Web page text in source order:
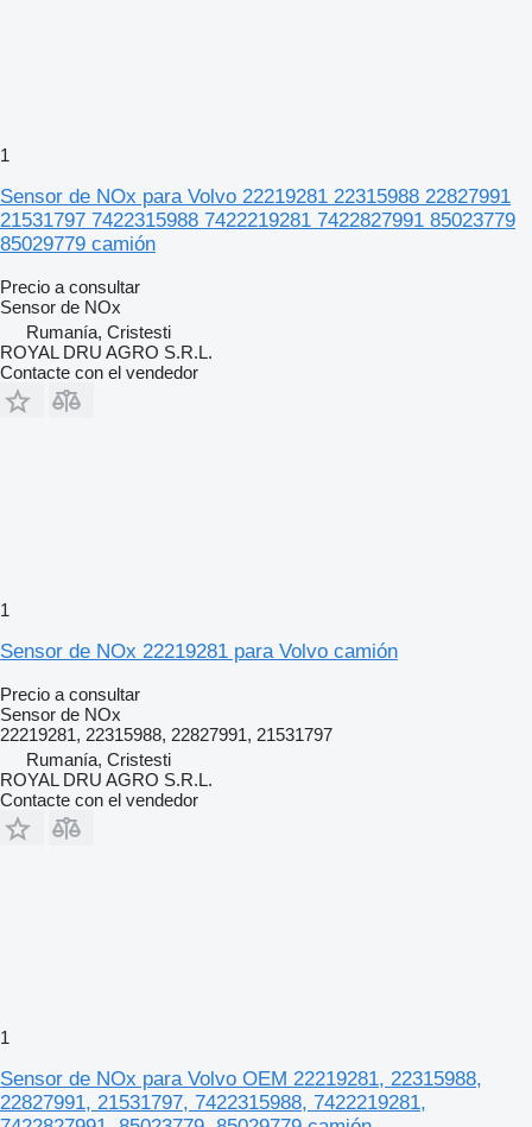
1
Sensor de NOx para Volvo 22219281 22315988 22827991
21531797 7422315988 7422219281 7422827991 85023779
85029779 camión
Precio a consultar
Sensor de NOx
Rumanía, Cristesti
ROYAL DRU AGRO S.R.L.
Contacte con el vendedor
1
Sensor de NOx 22219281 para Volvo camión
Precio a consultar
Sensor de NOx
22219281, 22315988, 22827991, 21531797
Rumanía, Cristesti
ROYAL DRU AGRO S.R.L.
Contacte con el vendedor
1
Sensor de NOx para Volvo OEM 22219281, 22315988,
22827991, 21531797, 7422315988, 7422219281,